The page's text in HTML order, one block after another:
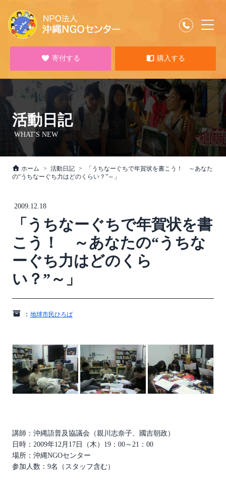
寄付する 購入する
活動日記
WHAT'S NEW
ホーム 活動日記
「うちなーぐちで年賀状を書こう！ ～あなた
の“うちなーぐち力はどのくらい？”～」
2009.12.18
「うちなーぐちで年賀状を書
こう！ ～あなたの“うちな
ーぐち力はどのくら
い？”～」
： 地球市民ひろば
講師：沖縄語普及協議会（親川志奈子、國吉朝政）
日時：2009年12月17日（木）19：00～21：00
場所：沖縄NGOセンター
参加人数：9名（スタッフ含む）